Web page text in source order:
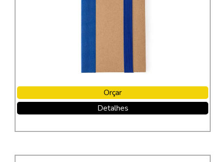
Orçar
Detalhes